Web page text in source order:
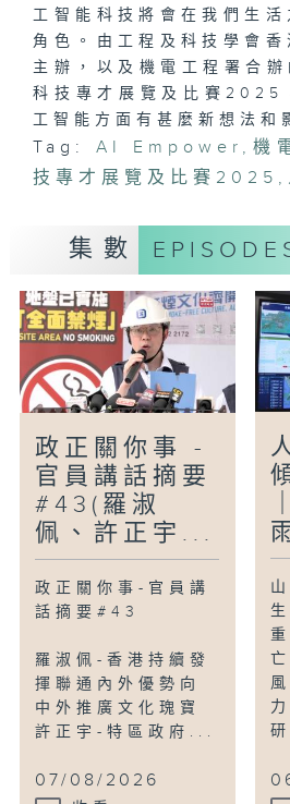
工智能科技將會在我們生活
角色。由工程及科技學會香
主辦，以及機電工程署合
科技專才展覽及比賽2025
工智能方面有甚麼新想法和
Tag: AI Empower , 機
技專才展覽及比賽2025 ,
集數
政正關你事 -
官員講話摘要
#43(羅淑
佩、許正宇...
政正關你事-官員講
話摘要#43
羅淑佩-香港持續發
揮聯通內外優勢向
中外推廣文化瑰寶
許正宇-特區政府...
07/08/2026